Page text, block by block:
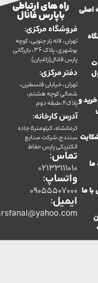
راه های ارتباطی
با پارس فانال
فروشگاه مرکزی:
تهران، لاله زار جنوبی، کوچه
بوشهری، پلاک 36، بازرگانی
پارس فانال(زاغیان)
دفتر مرکزی:
تهران، خیابان فلسطین،
شمالی کوچه هشتم،
پلاک4،طبقه دوم
آدرس کارخانه:
کرمانشاه، کیلومتر5 جاده
سنندج،شرکت صنایع
الکتریکی پارس حفاظ
تماس:
02133111010
واتساپ:
09055507000
ایمیل:
co.parsfanal@yahoo.com